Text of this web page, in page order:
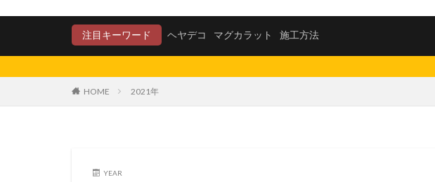
注目キーワード ヘヤデコ マグカラット 施工方法
HOME 2021年
YEAR